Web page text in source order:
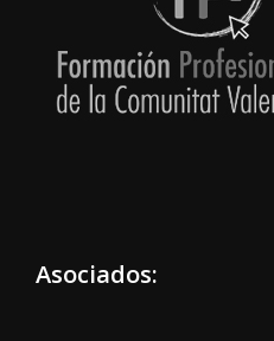
Asociados: